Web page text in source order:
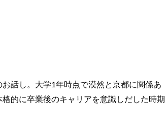
話し。大学1年時点で漠然と京都に関係あ
的に卒業後のキャリアを意識しだした時期